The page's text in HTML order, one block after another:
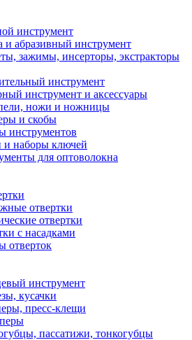
инструмент
и абразивный инструмент
зажимы, инсерторы, экстракторы
инструмент
инструмент и аксессуары
ножи и ножницы
и скобы
инструментов
наборы ключей
для оптоволокна
отвертки
отвертки
с насадками
отверток
инструмент
кусачки
пресс-клещи
пассатижи, тонкогубцы